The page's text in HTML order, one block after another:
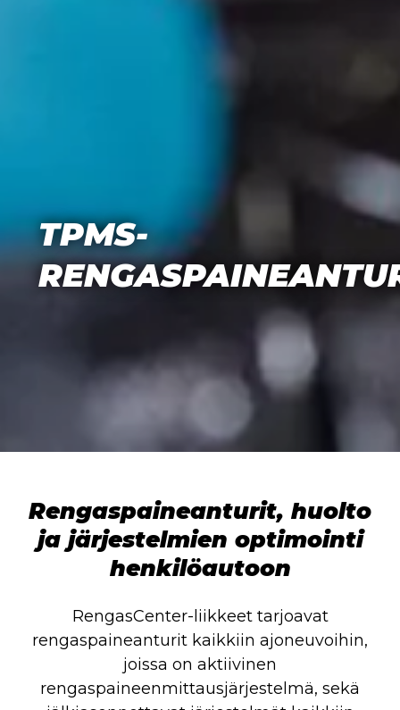
TPMS-
Rengaspaineanturit, huolto
ja järjestelmien optimointi
henkilöautoon
RengasCenter-liikkeet tarjoavat
rengaspaineanturit kaikkiin ajoneuvoihin,
joissa on aktiivinen
rengaspaineenmittausjärjestelmä, sekä